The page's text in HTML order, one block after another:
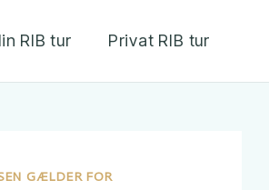
RIB tur Privat RIB tur
GÆLDER FOR